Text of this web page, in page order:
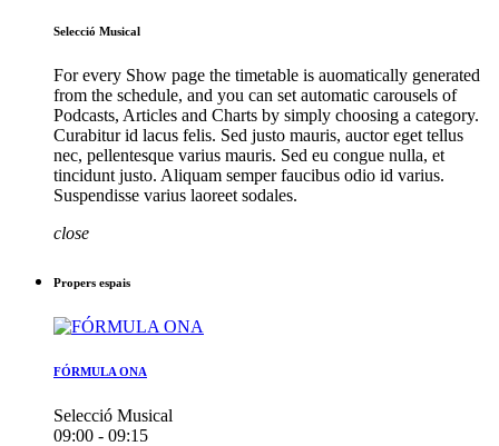
Selecció Musical
For every Show page the timetable is auomatically generated
from the schedule, and you can set automatic carousels of
Podcasts, Articles and Charts by simply choosing a category.
Curabitur id lacus felis. Sed justo mauris, auctor eget tellus
nec, pellentesque varius mauris. Sed eu congue nulla, et
tincidunt justo. Aliquam semper faucibus odio id varius.
Suspendisse varius laoreet sodales.
close
Propers espais
FÓRMULA ONA
Selecció Musical
09:00 - 09:15